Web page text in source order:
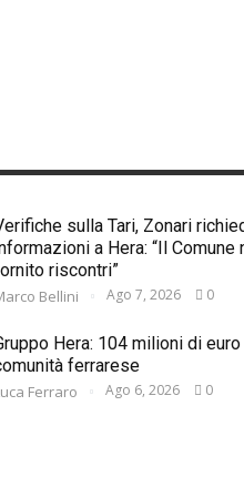
sulla Tari, Zonari
a Hera: “Il Comune
riscontri”
Bellini Ago 7, 2026 0
Hera: 104 milioni di
ferrarese
Ferraro Ago 6, 2026 0